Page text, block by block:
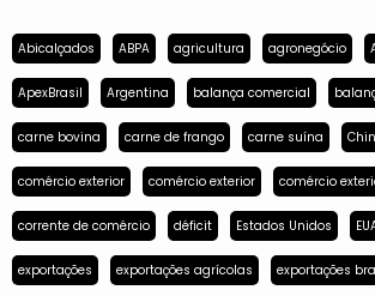
Abicalçados ABPA agricultura agronegócio
ApexBrasil Argentina balança comercial
carne bovina carne de frango carne suína
comércio exterior comércio exterior comércio
corrente de comércio déficit Estados Unidos
exportações exportações agrícolas exportações